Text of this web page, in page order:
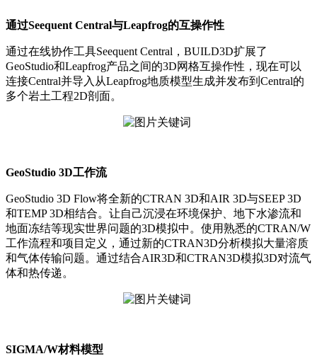
通过Seequent Central与Leapfrog的互操作性
通过在线协作工具Seequent Central，BUILD3D扩展了
GeoStudio和Leapfrog产品之间的3D网格互操作性，现在可以
连接Central并导入从Leapfrog地质模型生成并发布到Central的
多个岩土工程2D剖面。
GeoStudio 3D工作流
GeoStudio 3D Flow将全新的CTRAN 3D和AIR 3D与SEEP 3D
和TEMP 3D相结合。让自己沉浸在环境保护、地下水渗流和
地面冻结等现实世界问题的3D模拟中。使用熟悉的CTRAN/W
工作流程和项目定义，通过新的CTRAN3D分析模拟大量溶质
和气体传输问题。通过结合AIR3D和CTRAN3D模拟3D对流气
体和热传递。
SIGMA/W材料模型